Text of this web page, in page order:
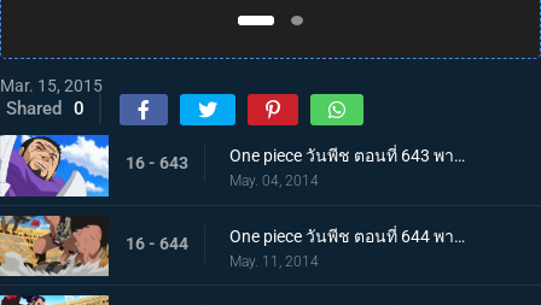
Mar. 15, 2015
Shared 0
16 - 643 One piece วันพีช ตอนที่ 643 พากย์ไทย สะเทือนทั่วฟ้าดิน! พลังที่แท้จริงของพลเรือเอกฟูจิโทระ
May. 04, 2014
16 - 644 One piece วันพีช ตอนที่ 644 พากย์ไทย หมัดแห่งความโกรธ! คนยักษ์ ปะทะ ลูซี่
May. 11, 2014